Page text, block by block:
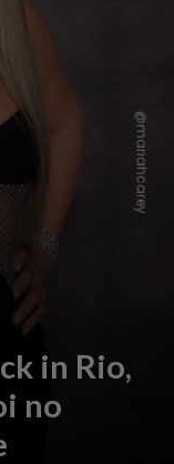
in Rio,
no
@mariahcarey